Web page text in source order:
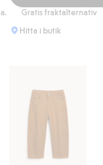
Gratis fraktalternativ
Hitta i butik